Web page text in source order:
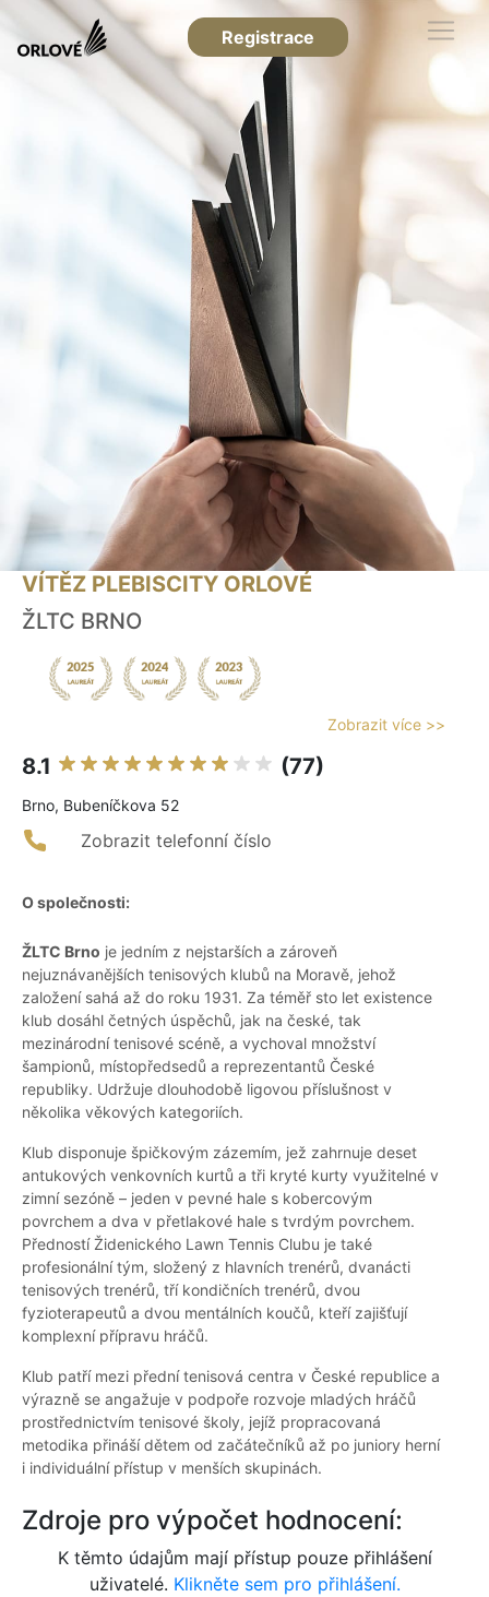
Registrace
VÍTĚZ PLEBISCITY ORLOVÉ
ŽLTC BRNO
Zobrazit více >>
8.1 (77)
Brno, Bubeníčkova 52
Zobrazit telefonní číslo
O společnosti:
ŽLTC Brno je jedním z nejstarších a zároveň
nejuznávanějších tenisových klubů na Moravě, jehož
založení sahá až do roku 1931. Za téměř sto let existence
klub dosáhl četných úspěchů, jak na české, tak
mezinárodní tenisové scéně, a vychoval množství
šampionů, místopředsedů a reprezentantů České
republiky. Udržuje dlouhodobě ligovou příslušnost v
několika věkových kategoriích.
Klub disponuje špičkovým zázemím, jež zahrnuje deset
antukových venkovních kurtů a tři kryté kurty využitelné v
zimní sezóně – jeden v pevné hale s kobercovým
povrchem a dva v přetlakové hale s tvrdým povrchem.
Předností Židenického Lawn Tennis Clubu je také
profesionální tým, složený z hlavních trenérů, dvanácti
tenisových trenérů, tří kondičních trenérů, dvou
fyzioterapeutů a dvou mentálních koučů, kteří zajišťují
komplexní přípravu hráčů.
Klub patří mezi přední tenisová centra v České republice a
výrazně se angažuje v podpoře rozvoje mladých hráčů
prostřednictvím tenisové školy, jejíž propracovaná
metodika přináší dětem od začátečníků až po juniory herní
i individuální přístup v menších skupinách.
Zdroje pro výpočet hodnocení:
K těmto údajům mají přístup pouze přihlášení
uživatelé. Klikněte sem pro přihlášení.